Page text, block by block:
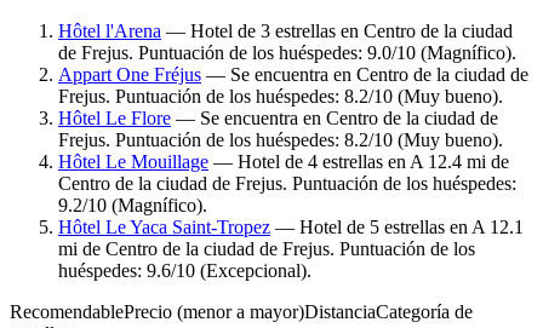
Hôtel l'Arena — Hotel de 3 estrellas en Centro de la ciudad
de Frejus. Puntuación de los huéspedes: 9.0/10 (Magnífico).
Appart One Fréjus — Se encuentra en Centro de la ciudad de
Frejus. Puntuación de los huéspedes: 8.2/10 (Muy bueno).
Hôtel Le Flore — Se encuentra en Centro de la ciudad de
Frejus. Puntuación de los huéspedes: 8.2/10 (Muy bueno).
Hôtel Le Mouillage — Hotel de 4 estrellas en A 12.4 mi de
Centro de la ciudad de Frejus. Puntuación de los huéspedes:
9.2/10 (Magnífico).
Hôtel Le Yaca Saint-Tropez — Hotel de 5 estrellas en A 12.1
mi de Centro de la ciudad de Frejus. Puntuación de los
huéspedes: 9.6/10 (Excepcional).
RecomendablePrecio (menor a mayor)DistanciaCategoría de